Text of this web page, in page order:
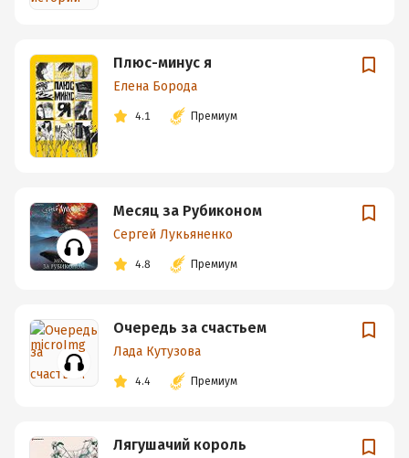
Плюс-минус я
Елена Борода
4.1 Премиум
Месяц за Рубиконом
Сергей Лукьяненко
4.8 Премиум
Очередь за счастьем
Лада Кутузова
4.4 Премиум
Лягушачий король